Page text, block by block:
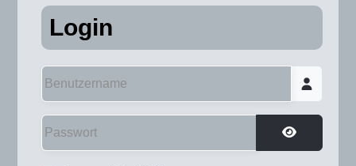
Login
Benutzername
Passwort
Passwort